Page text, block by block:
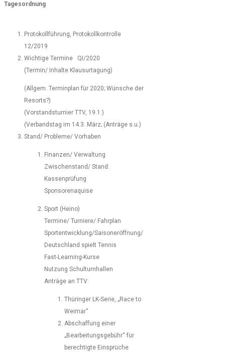
Tagesordnung
Protokollführung, Protokollkontrolle
12/2019
Wichtige Termine QI/2020
(Termin/ Inhalte Klausurtagung)
(Allgem. Terminplan für 2020; Wünsche der
Resorts?)
(Vorstandsturnier TTV, 19.1.)
(Verbandstag im 14.3. März; (Anträge s.u.)
Stand/ Probleme/ Vorhaben
Finanzen/ Verwaltung
Zwischenstand/ Stand:
Kassenprüfung
Sponsorenaquise
Sport (Heino)
Termine/ Turniere/ Fahrplan
Sportentwicklung/Saisoneröffnung/
Deutschland spielt Tennis
Fast-Learning-Kurse
Nutzung Schulturnhallen
Anträge an TTV:
Thüringer LK-Serie, „Race to
Weimar“
Abschaffung einer
„Bearbeitungsgebühr“ für
berechtigte Einsprüche